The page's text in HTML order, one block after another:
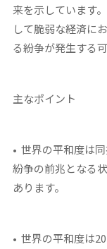
来を示しています
して脆弱な経済に
る紛争が発生する
主なポイント
• 世界の平和度は
紛争の前兆となる
あります。
• 世界の平和度は